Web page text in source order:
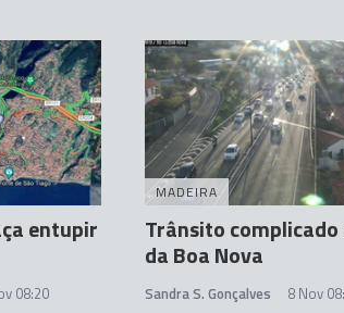
entupir
08:20
MADEIRA
Trânsito complicado
da Boa Nova
Sandra S. Gonçalves 8 Nov